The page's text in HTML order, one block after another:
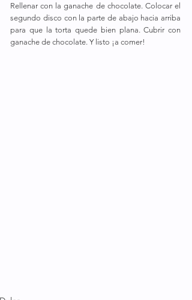
Rellenar con la ganache de chocolate. Colocar el
segundo disco con la parte de abajo hacia arriba
para que la torta quede bien plana. Cubrir con
ganache de chocolate. Y listo ¡a comer!